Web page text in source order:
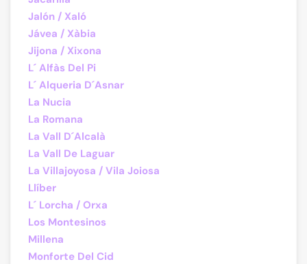
Jalón / Xaló
Jávea / Xàbia
Jijona / Xixona
L´ Alfàs Del Pi
L´ Alqueria D´Asnar
La Nucia
La Romana
La Vall D´Alcalà
La Vall De Laguar
La Villajoyosa / Vila Joiosa
Llíber
L´ Lorcha / Orxa
Los Montesinos
Millena
Monforte Del Cid